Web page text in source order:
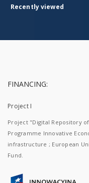
Recently viewed
FINANCING:
Project I
Project "Digital Repository
Programme Innovative
infrastructure ; European
Fund.